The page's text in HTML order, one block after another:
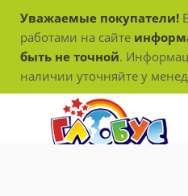
Уважаемые покупатели!
работами на сайте
быть не точной.
наличии уточняйте у